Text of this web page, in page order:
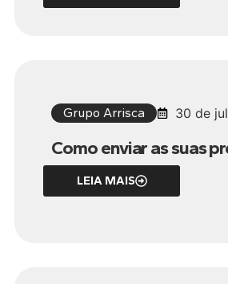
Grupo Arrisca 30 de
Como enviar as suas
LEIA MAIS